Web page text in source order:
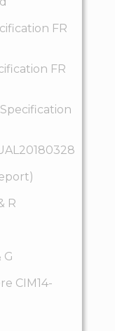
FR
FR
R
G
CIM14-